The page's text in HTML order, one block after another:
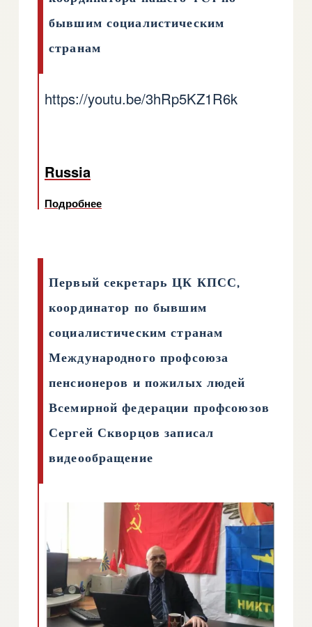
бывшим социалистическим
странам
https://youtu.be/3hRp5KZ1R6k
Russia
Подробнее
Первый секретарь ЦК КПСС,
координатор по бывшим
социалистическим странам
Международного профсоюза
пенсионеров и пожилых людей
Всемирной федерации профсоюзов
Сергей Скворцов записал
видеообращение